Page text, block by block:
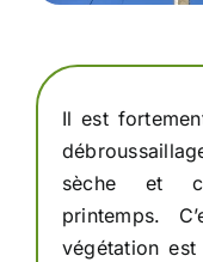
Il est
sèche et
printemps.
végétation